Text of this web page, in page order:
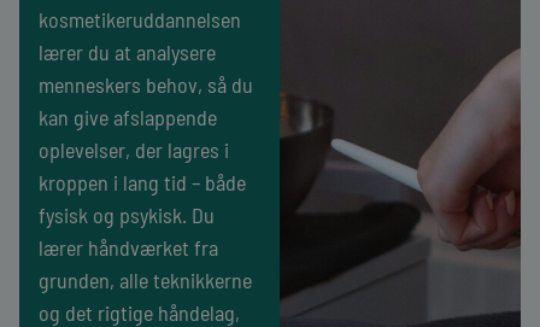
kosmetikeruddannelsen
lærer du at analysere
menneskers behov, så du
kan give afslappende
oplevelser, der lagres i
kroppen i lang tid – både
fysisk og psykisk. Du
lærer håndværket fra
grunden, alle teknikkerne
og det rigtige håndelag,